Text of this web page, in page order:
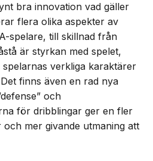
bra innovation vad gäller
flera olika aspekter av
spelare, till skillnad från
är styrkan med spelet,
verkliga karaktärer
finns även en rad nya
och
för dribblingar ger en fler
och mer givande utmaning att